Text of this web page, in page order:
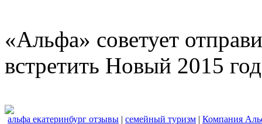
«Альфа» советует
встретить Новый 2015
альфа екатеринбург отзывы | семейный туризм | Компания